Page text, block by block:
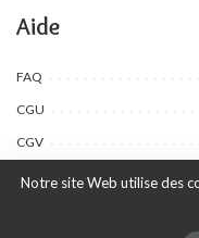
Aide
FAQ
CGU
CGV
©Toombow Kids, 2022 -
Notre site Web utilise des